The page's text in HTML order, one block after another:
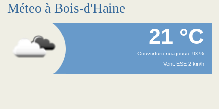
Méteo à Bois-d'Haine
21 °C
Couverture nuageuse: 98 %
Vent: ESE 2 km/h